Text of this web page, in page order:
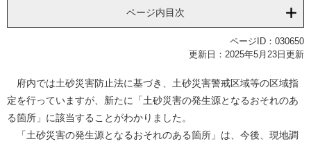
ページ内目次
ページID：030650
更新日：2025年5月23日更新
府内では土砂災害防止法に基づき、土砂災害警戒区域等の区域指
定を行っていますが、新たに「土砂災害の発生源となるおそれのあ
る箇所」に該当することがわかりました。
「土砂災害の発生源となるおそれのある箇所」は、今後、現地調